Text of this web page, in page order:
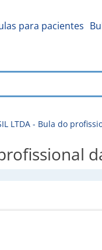
para pacientes
LTDA - Bula do